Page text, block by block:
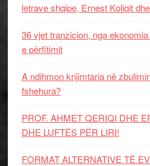
letrave shqipe, Ernest Koliqit
36 vjet tranzicion, nga
e përfitimit
A ndihmon krijimtaria në
fshehura?
PROF. AHMET QERIQI DHE
DHE LUFTЁS PЁR LIRI!
FORMAT ALTERNATIVE TË